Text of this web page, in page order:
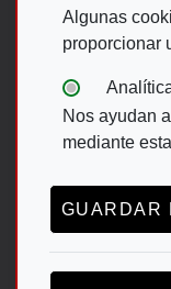
Algunas
proporcionar
Nos ayudan
mediante
GUARDAR
Menu de
POLÍTICA